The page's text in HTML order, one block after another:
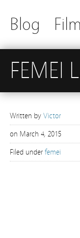
Blog
FEMEI
Written by Victor
on March 4, 2015
Filed under femei